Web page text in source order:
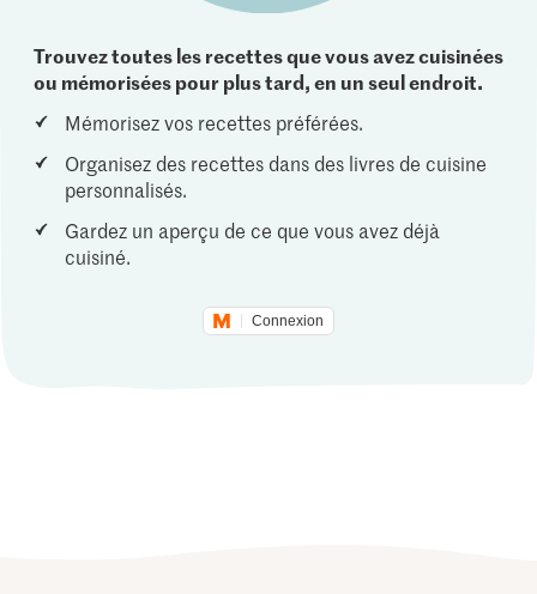
Trouvez toutes les recettes que vous avez cuisinées
ou mémorisées pour plus tard, en un seul endroit.
Mémorisez vos recettes préférées.
Organisez des recettes dans des livres de cuisine
personnalisés.
Gardez un aperçu de ce que vous avez déjà
cuisiné.
Connexion